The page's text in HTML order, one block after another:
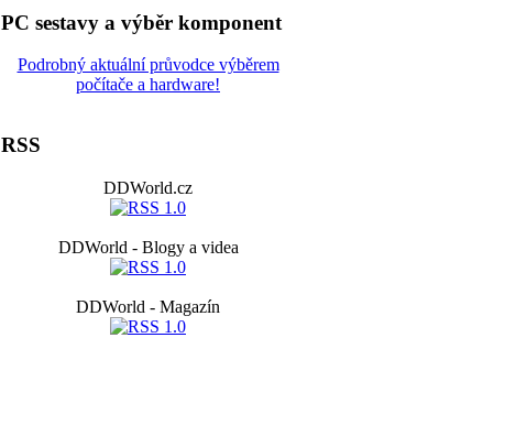
PC sestavy a výběr komponent
Podrobný aktuální průvodce výběrem
počítače a hardware!
RSS
DDWorld.cz
DDWorld - Blogy a videa
DDWorld - Magazín